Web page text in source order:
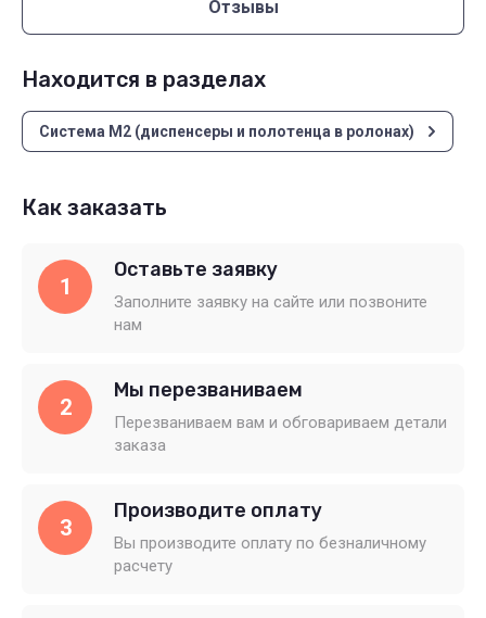
Отзывы
Находится в разделах
Система М2 (диспенсеры и полотенца в ролонах)
Как заказать
1
Оставьте заявку
Заполните заявку на сайте или позвоните
нам
2
Мы перезваниваем
Перезваниваем вам и обговариваем детали
заказа
3
Производите оплату
Вы производите оплату по безналичному
расчету